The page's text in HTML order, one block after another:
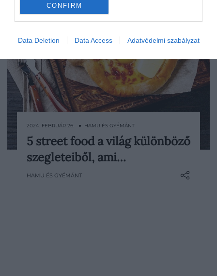
CONFIRM
Data Deletion Data Access Adatvédelmi szabályzat
Ahány kultúra, annyi szokás – és ez
természetesen igaz az utcai ételekre is.
2024. FEBRUÁR 26. ● HAMU ÉS GYÉMÁNT
5 street food a világ különböző
szegleteiből, ami…
HAMU ÉS GYÉMÁNT